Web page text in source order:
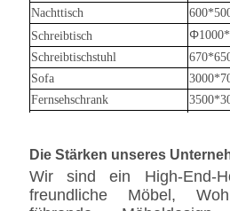
Nachttisch
Schreibtisch
Φ
Schreibtischstuhl
Sofa
Fernsehschrank
Schminkhocker
Bildschirm
Die Stärken unseres
Wir sind ein High-End-
freundliche Möbel,